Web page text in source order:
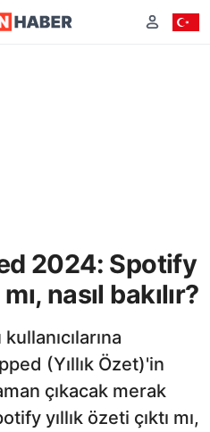
2024: Spotify
nasıl bakılır?
(Yıllık Özet)'in
çıkacak merak
yıllık özeti çıktı mı,